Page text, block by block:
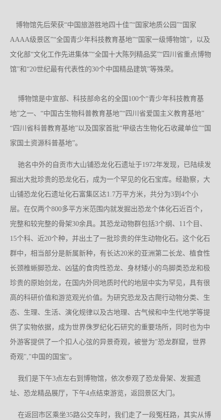
博物馆先后荣获“中国旅游胜地四十佳”“国家地质公园”“国家
AAAA级景区”“全国青少年科技教育基地”“国家一级博物馆”，以及
文化部“文化工作先进集体”“全国十大陈列精品奖”“四川省重点博物
馆”和“20世纪最有代表性的30个中国精品建筑”等殊荣。
博物馆是中宣部、科技部命名的全国100个“青少年科技教育基
地”之一、“中国古生物科普教育基地”“四川省爱国主义教育基地”
“四川省科普教育基地”以及国家首批“甲级古生物化石收藏单位”“国
家国土资源科普基地”。
驰名中外的自贡市大山铺恐龙化石遗址于1972年发现，已陆续发
掘出大批珍贵的恐龙化石，成为一个罕见的化石宝库。经勘察，大
山铺恐龙化石遗址化石富集区达1.7万平方米，共分为3到4个小
层。在仅两个800多平方米范围内就发掘出恐龙个体化石近百个，
完整和较完整的骨架30余具。其恐龙动物群包括3个纲、11个目、
15个科、近20个种，并出土了一批珍贵的伴生动物化石。这个化石
群中，相当部分是新属新种，有长达20米的亚洲第二长龙、植食性
长颈椎蜥脚恐龙、凶猛的食肉性恐龙、身材矮小的鸟脚类恐龙和极
珍贵的原始剑龙，在国内外同地质时代的地层中实为罕见，具有很
高的科研价值和游览观光价值。为研究恐龙及古爬行动物分类、生
态、生理、生活、演化规律以及古地理、古气候和中生代地学等提
供了实物依据，成为世界侏罗纪化石研究的重要场所，同时也为中
外游客提供了一个扣人心弦的异景奇观，被誉为"恐龙群窟，世界
奇观","中国的国宝"。
我们是下午3点左右到博物馆，依次参观了恐龙骨架、发掘遗
址、恐龙精品展厅，下午4点结束游览，返回景区大门。
在返回市区乘坐35路公交车时，我们走了一段冤枉路，其实从博